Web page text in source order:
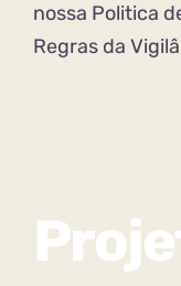
nossa Politica
Regras da